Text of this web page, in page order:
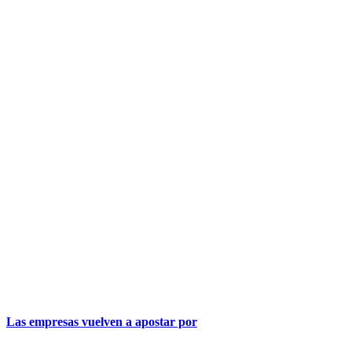
Las empresas vuelven a apostar por